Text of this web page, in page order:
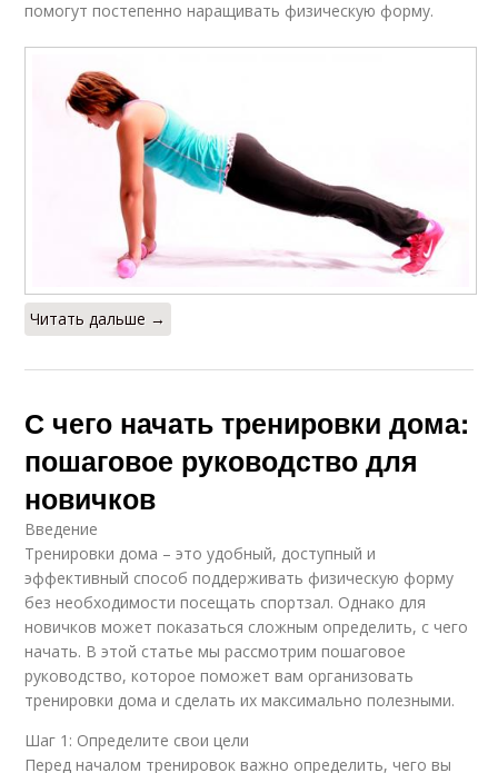
помогут постепенно наращивать физическую форму.
Читать дальше →
С чего начать тренировки дома:
пошаговое руководство для
новичков
Введение
Тренировки дома – это удобный, доступный и
эффективный способ поддерживать физическую форму
без необходимости посещать спортзал. Однако для
новичков может показаться сложным определить, с чего
начать. В этой статье мы рассмотрим пошаговое
руководство, которое поможет вам организовать
тренировки дома и сделать их максимально полезными.
Шаг 1: Определите свои цели
Перед началом тренировок важно определить, чего вы